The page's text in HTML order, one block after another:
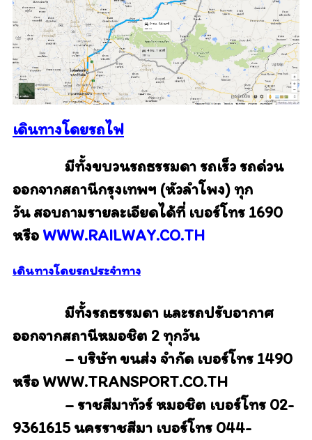
เดินทางโดยรถไฟ
มีทั้งขบวนรถธรรมดา รถเร็ว รถด่วน
ออกจากสถานีกรุงเทพฯ (หัวลำโพง) ทุก
วันสอบถามรายละเอียดได้ที่ เบอร์โทร 1690
หรือ WWW.RAILWAY.CO.TH
เดินทางโดยรถประจำทาง
มีทั้งรถธรรมดา และรถปรับอากาศ
ออกจากสถานีหมอชิต 2 ทุกวัน
– บริษัท ขนส่ง จำกัด เบอร์โทร 1490
หรือ WWW.TRANSPORT.CO.TH
– ราชสีมาทัวร์ หมอชิต เบอร์โทร 02-
9361615 นครราชสีมา เบอร์โทร 044-